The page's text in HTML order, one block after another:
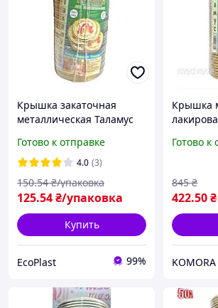
Крышка закаточная
металлическая Таламус
Готово к отправке
4.0 (3)
125.54₴/упаковка
150.54 ₴/упаковка
Купить
EcoPlast 99%
Крышка
для
Готово к
422.50₴
845 ₴
KOMORA